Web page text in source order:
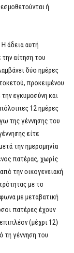
ή
άδεια αυτή
αίτηση του
δύο ημέρες
προκειμένου
εγκυμοσύνη και
12 ημέρες
της γέννησης του
είτε
την ημερομηνία
πατέρας, χωρίς
την οικογενειακή
με το
με μεταβατική
πατέρες έχουν
(μέχρι 12)
τη γέννηση του